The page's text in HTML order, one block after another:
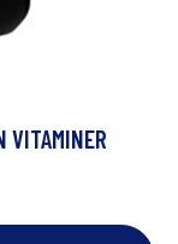
VITAMINER